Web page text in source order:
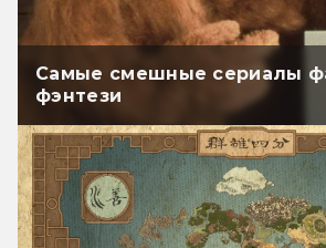
Самые смешные сериалы
фэнтези